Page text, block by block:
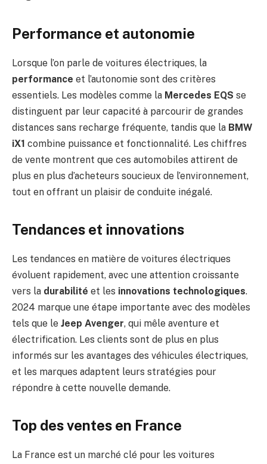
Performance et autonomie
Lorsque l’on parle de voitures électriques, la
performance et l’autonomie sont des critères
essentiels. Les modèles comme la Mercedes EQS se
distinguent par leur capacité à parcourir de grandes
distances sans recharge fréquente, tandis que la BMW
iX1 combine puissance et fonctionnalité. Les chiffres
de vente montrent que ces automobiles attirent de
plus en plus d’acheteurs soucieux de l’environnement,
tout en offrant un plaisir de conduite inégalé.
Tendances et innovations
Les tendances en matière de voitures électriques
évoluent rapidement, avec une attention croissante
vers la durabilité et les innovations technologiques.
2024 marque une étape importante avec des modèles
tels que le Jeep Avenger, qui mêle aventure et
électrification. Les clients sont de plus en plus
informés sur les avantages des véhicules électriques,
et les marques adaptent leurs stratégies pour
répondre à cette nouvelle demande.
Top des ventes en France
La France est un marché clé pour les voitures